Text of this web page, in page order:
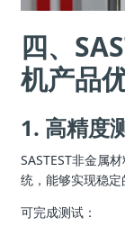
四、
机产品
1. 高精度
SASTEST非金属
统，能够实现稳定
可完成测试：